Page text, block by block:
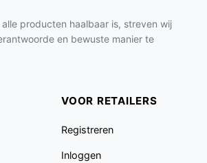
producten haalbaar is, streven wij
en bewuste manier te
VOOR RETAILERS
Registreren
Inloggen